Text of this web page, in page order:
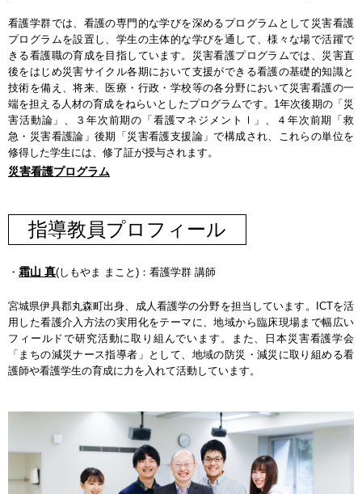
看護学群では、看護の専門的な学びを深めるプログラムとして災害看護
プログラムを設置し、学生の主体的な学びを通して、様々な場で活躍で
きる看護職の育成を目指しています。災害看護プログラムでは、災害直
後をはじめ災害サイクル各期において支援ができる看護の基礎的知識と
技術を備え、将来、医療・行政・学校等の各分野において災害看護の一
端を担える人材の育成をねらいとしたプログラムです。1年次後期の「災
害活動論」、３年次前期の「看護マネジメントⅠ」、４年次前期「救
急・災害看護論」後期「災害看護支援論」で構成され、これらの単位を
修得した学生には、修了証が授与されます。
災害看護プログラム
指導教員プロフィール
・ 霜山 真(しもやま まこと)：看護学群 講師
宮城県伊具郡丸森町出身、成人看護学の分野を担当しています。ICTを活
用した看護介入方法の実用化をテーマに、地域から臨床現場まで幅広い
フィールドで研究活動に取り組んでいます。また、日本災害看護学会
「まちの減災ナース指導者」として、地域の防災・減災に取り組める看
護師や看護学生の育成に力を入れて活動しています。